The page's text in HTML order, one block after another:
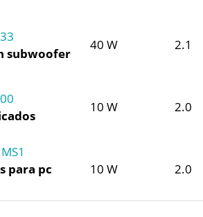
subwoofer
40 W 2.1
10 W 2.0
para pc
10 W 2.0